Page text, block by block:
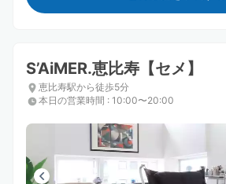
S’AiMER.恵比寿【セメ】
恵比寿駅から徒歩5分
本日の営業時間 : 10:00〜20:00